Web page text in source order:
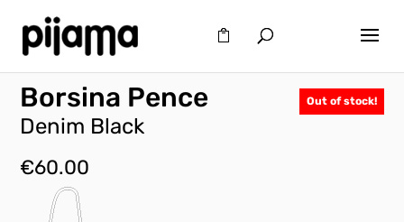
Out of stock!
Borsina Pence
Denim Black
€60.00